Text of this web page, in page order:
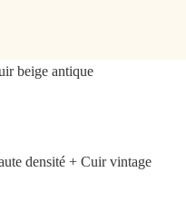
beige antique
densité + Cuir vintage